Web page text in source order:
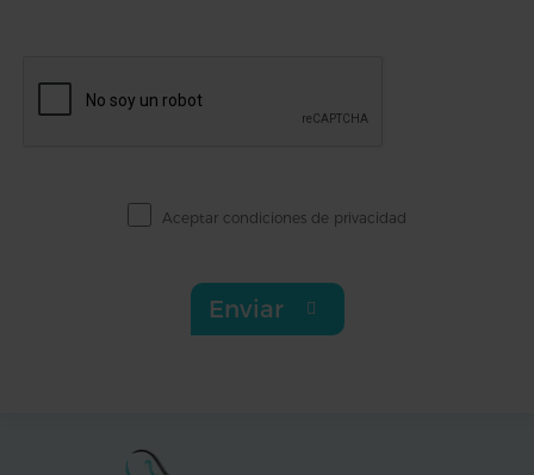
Aceptar condiciones de privacidad